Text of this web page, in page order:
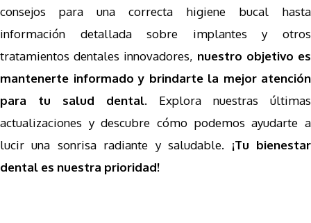
consejos para una correcta higiene bucal hasta
información detallada sobre implantes y otros
tratamientos dentales innovadores, nuestro objetivo es
mantenerte informado y brindarte la mejor atención
para tu salud dental. Explora nuestras últimas
actualizaciones y descubre cómo podemos ayudarte a
lucir una sonrisa radiante y saludable. ¡Tu bienestar
dental es nuestra prioridad!